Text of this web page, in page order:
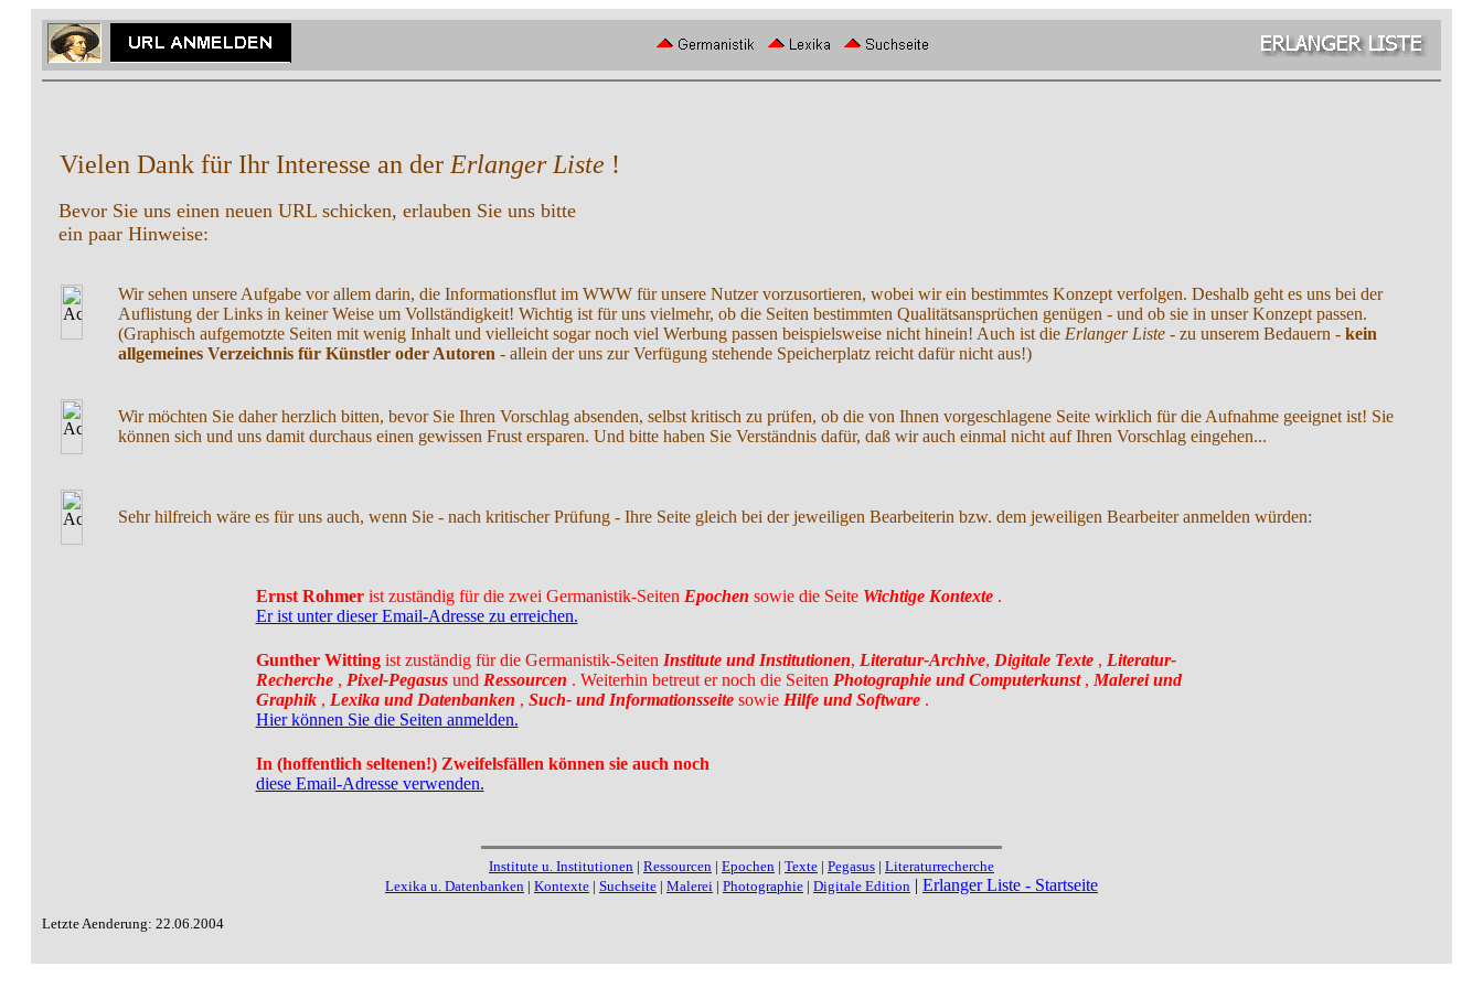
Vielen Dank für Ihr Interesse an der Erlanger Liste !
Bevor Sie uns einen neuen URL schicken, erlauben Sie uns bitte
ein paar Hinweise:
Wir sehen unsere Aufgabe vor allem darin, die Informationsflut im WWW für unsere Nutzer vorzusortieren, wobei wir ein bestimmtes Konzept verfolgen. Deshalb geht es uns bei der
Auflistung der Links in keiner Weise um Vollständigkeit! Wichtig ist für uns vielmehr, ob die Seiten bestimmten Qualitätsansprüchen genügen - und ob sie in unser Konzept passen.
(Graphisch aufgemotzte Seiten mit wenig Inhalt und vielleicht sogar noch viel Werbung passen beispielsweise nicht hinein! Auch ist die Erlanger Liste - zu unserem Bedauern - kein
allgemeines Verzeichnis für Künstler oder Autoren - allein der uns zur Verfügung stehende Speicherplatz reicht dafür nicht aus!)
Wir möchten Sie daher herzlich bitten, bevor Sie Ihren Vorschlag absenden, selbst kritisch zu prüfen, ob die von Ihnen vorgeschlagene Seite wirklich für die Aufnahme geeignet ist! Sie
können sich und uns damit durchaus einen gewissen Frust ersparen. Und bitte haben Sie Verständnis dafür, daß wir auch einmal nicht auf Ihren Vorschlag eingehen...
Sehr hilfreich wäre es für uns auch, wenn Sie - nach kritischer Prüfung - Ihre Seite gleich bei der jeweiligen Bearbeiterin bzw. dem jeweiligen Bearbeiter anmelden würden:
Ernst Rohmerist zuständig für die zwei Germanistik-Seiten Epochen sowie die Seite Wichtige Kontexte.
Er ist unter dieser Email-Adresse zu erreichen.
Gunther Wittingist zuständig für die Germanistik-Seiten Institute und Institutionen, Literatur-Archive, Digitale Texte, Literatur-
Recherche, Pixel-Pegasusund Ressourcen . Weiterhin betreut er noch die Seiten Photographie und Computerkunst, Malerei und
Graphik, Lexika und Datenbanken , Such- und Informationsseitesowie Hilfe und Software.
Hier können Sie die Seiten anmelden.
In (hoffentlich seltenen!) Zweifelsfällen können sie auch noch
diese Email-Adresse verwenden.
Institute u. Institutionen | Ressourcen | Epochen | Texte | Pegasus | Literaturrecherche
Lexika u. Datenbanken | Kontexte | Suchseite | Malerei | Photographie | Digitale Edition | Erlanger Liste - Startseite
Letzte Aenderung: 22.06.2004